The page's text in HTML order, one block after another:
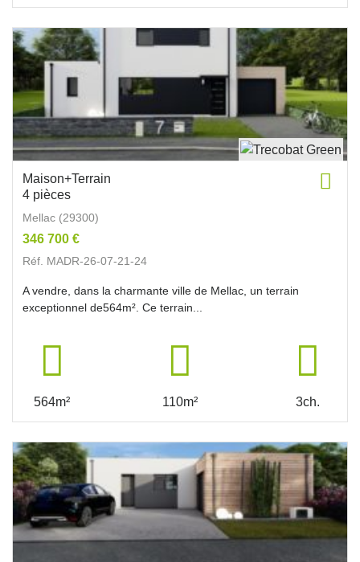
Maison+Terrain
4 pièces
Mellac (29300)
346 700 €
Réf. MADR-26-07-21-24
A vendre, dans la charmante ville de Mellac, un terrain
exceptionnel de564m². Ce terrain...
564m² 110m² 3ch.